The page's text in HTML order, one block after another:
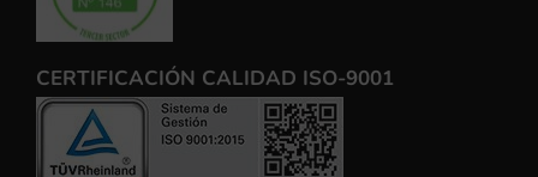
CERTIFICACIÓN CALIDAD ISO-9001